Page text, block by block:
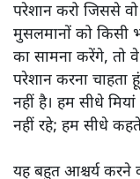
परेशान करो जिससे
मुसलमानों को किसी
का सामना करेंगे, तो
परेशान करना चाहता
नहीं है। हम सीधे
नहीं रहे; हम सीधे
यह बहुत आश्चर्य करने